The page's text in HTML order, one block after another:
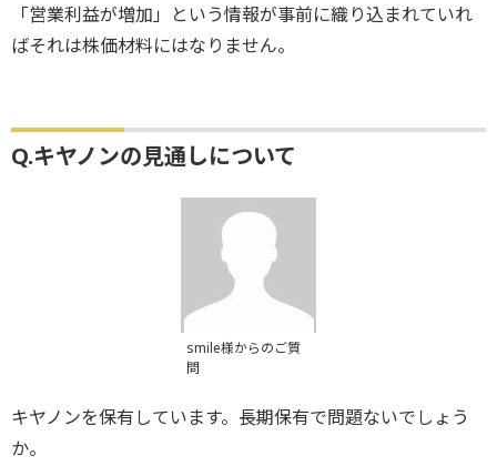
「営業利益が増加」という情報が事前に織り込まれていれ
ばそれは株価材料にはなりません。
Q.キヤノンの見通しについて
smile様からのご質
問
キヤノンを保有しています。長期保有で問題ないでしょう
か。